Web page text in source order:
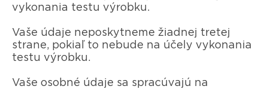
vykonania testu výrobku.
Vaše údaje neposkytneme žiadnej tretej
strane, pokiaľ to nebude na účely vykonania
testu výrobku.
Vaše osobné údaje sa spracúvajú na